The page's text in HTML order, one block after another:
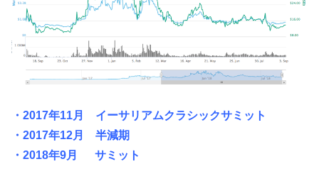
・2017年11月 イーサリアムクラシックサミット
・2017年12月 半減期
・2018年9月 サミット